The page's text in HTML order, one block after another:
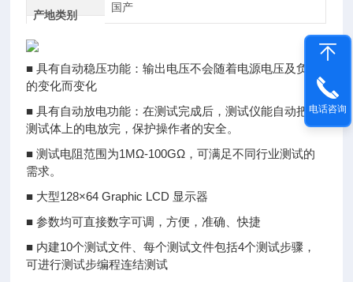
产地类别
国产
■ 具有自动稳压功能：输出电压不会随着电源电压及负载
的变化而变化
■ 具有自动放电功能：在测试完成后，测试仪能自动把被
测试体上的电放完，保护操作者的安全。
■ 测试电阻范围为1MΩ-100GΩ，可满足不同行业测试的
需求。
■ 大型128×64 Graphic LCD 显示器
■ 参数均可直接数字可调，方便，准确、快捷
■ 内建10个测试文件、每个测试文件包括4个测试步骤，
可进行测试步编程连结测试
电话咨询